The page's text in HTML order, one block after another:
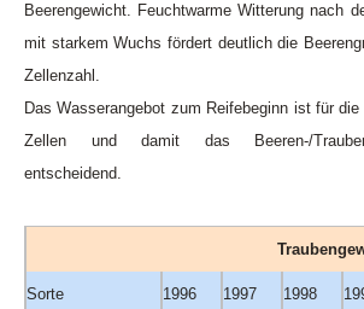
Beerengewicht. Feuchtwarme Witterung nach
mit starkem Wuchs fördert deutlich die
Zellenzahl.
Das Wasserangebot zum Reifebeginn ist für
Zellen und damit das Beeren-/
entscheidend.
Sorte 1996 1997 1998